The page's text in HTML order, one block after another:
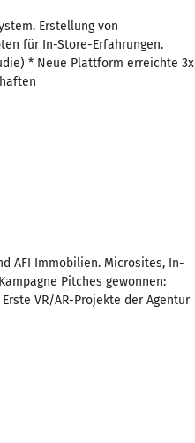
Erstellung von
für In-Store-Erfahrungen.
* Neue Plattform erreichte 3x
AFI Immobilien. Microsites, In-
Pitches gewonnen:
VR/AR-Projekte der Agentur